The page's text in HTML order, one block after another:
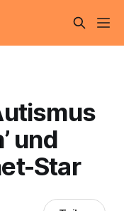
und
Star